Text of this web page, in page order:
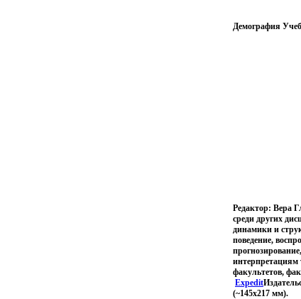
Демография
Редактор: Вера
среди других
динамики и
поведение,
интерпретациям
факультетов,
Expedit
(~145х217 мм).